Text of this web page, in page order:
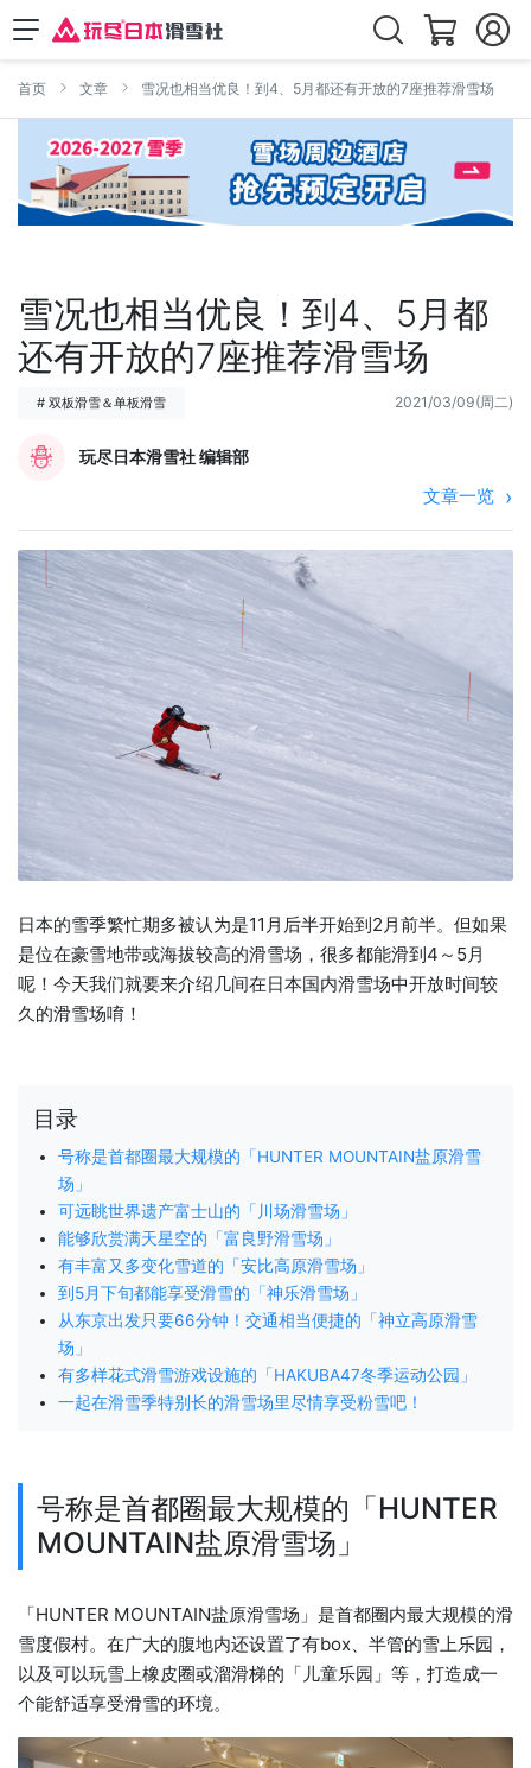
首页 文章 雪况也相当优良！到4、5月都还有开放的7座推荐滑雪场
雪况也相当优良！到4、5月都
还有开放的7座推荐滑雪场
# 双板滑雪＆单板滑雪 2021/03/09(周二)
玩尽日本滑雪社 编辑部
文章一览
日本的雪季繁忙期多被认为是11月后半开始到2月前半。但如果
是位在豪雪地带或海拔较高的滑雪场，很多都能滑到4～5月
呢！今天我们就要来介绍几间在日本国内滑雪场中开放时间较
久的滑雪场唷！
目录
号称是首都圈最大规模的「HUNTER MOUNTAIN盐原滑雪
场」
可远眺世界遗产富士山的「川场滑雪场」
能够欣赏满天星空的「富良野滑雪场」
有丰富又多变化雪道的「安比高原滑雪场」
到5月下旬都能享受滑雪的「神乐滑雪场」
从东京出发只要66分钟！交通相当便捷的「神立高原滑雪
场」
有多样花式滑雪游戏设施的「HAKUBA47冬季运动公园」
一起在滑雪季特别长的滑雪场里尽情享受粉雪吧！
号称是首都圈最大规模的「HUNTER
MOUNTAIN盐原滑雪场」
「HUNTER MOUNTAIN盐原滑雪场」是首都圈内最大规模的滑
雪度假村。在广大的腹地内还设置了有box、半管的雪上乐园，
以及可以玩雪上橡皮圈或溜滑梯的「儿童乐园」等，打造成一
个能舒适享受滑雪的环境。